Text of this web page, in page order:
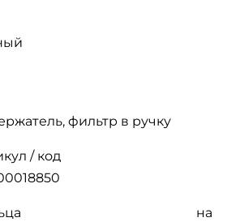
фильтр в ручку
/ код
на